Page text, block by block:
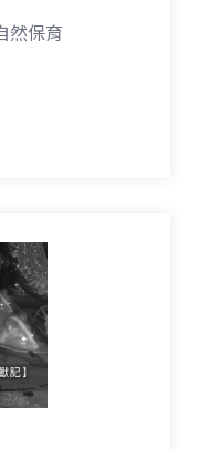
然保育